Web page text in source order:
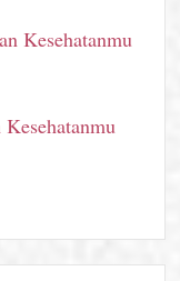
Kesehatanmu